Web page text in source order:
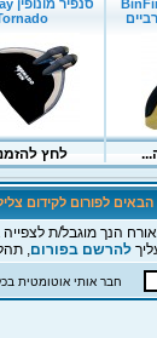
הבאים לפורום לקידום
הנך מוגבל/ת
להרשם בפורום,
חבר אותי אוטומטית